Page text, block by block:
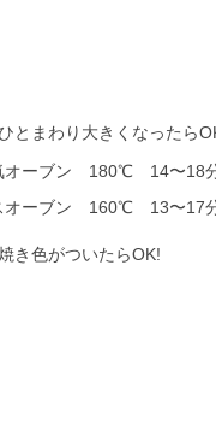
とまわり大きくなったら
オーブン 180℃ 14〜18
オーブン 160℃ 13〜17
き色がついたらOK!